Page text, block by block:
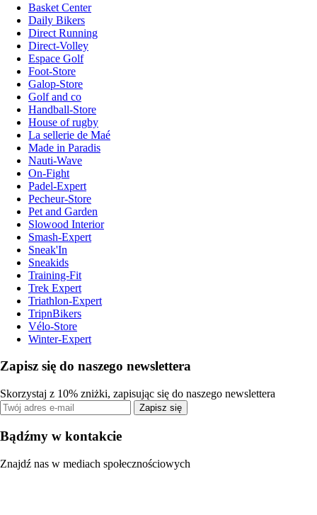
Basket Center
Daily Bikers
Direct Running
Direct-Volley
Espace Golf
Foot-Store
Galop-Store
Golf and co
Handball-Store
House of rugby
La sellerie de Maé
Made in Paradis
Nauti-Wave
On-Fight
Padel-Expert
Pecheur-Store
Pet and Garden
Slowood Interior
Smash-Expert
Sneak'In
Sneakids
Training-Fit
Trek Expert
Triathlon-Expert
TripnBikers
Vélo-Store
Winter-Expert
Zapisz się do naszego newslettera
Skorzystaj z 10% zniżki, zapisując się do naszego newslettera
Zapisz się
Bądźmy w kontakcie
Znajdź nas w mediach społecznościowych